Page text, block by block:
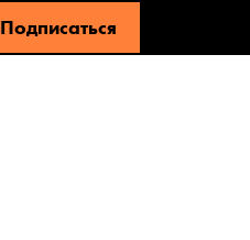
Подписаться